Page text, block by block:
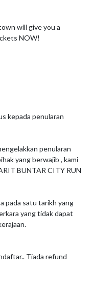
will give you a
NOW!
kepada penularan
penularan
yang berwajib , kami
BUNTAR CITY RUN
pada satu tarikh yang
yang tidak dapat
Tiada refund